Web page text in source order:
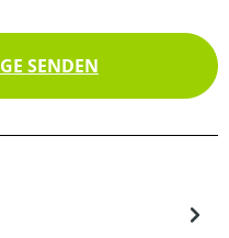
SENDEN